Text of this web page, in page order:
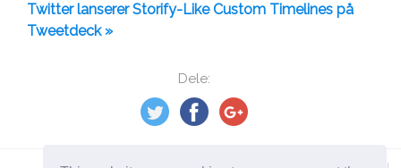
Dele:
Twitter lanserer Storify-Like Custom Timelines på
Tweetdeck »